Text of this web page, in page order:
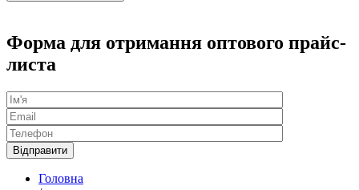
Форма для отримання оптового прайс-
листа
Головна